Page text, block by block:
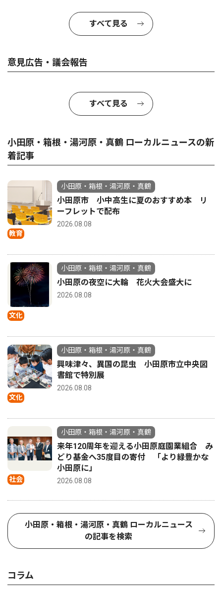
すべて見る
意見広告・議会報告
すべて見る
小田原・箱根・湯河原・真鶴 ローカルニュースの新
着記事
教育
小田原・箱根・湯河原・真鶴
小田原市 小中高生に夏のおすすめ本 リ
ーフレットで配布
2026.08.08
文化
小田原・箱根・湯河原・真鶴
小田原の夜空に大輪 花火大会盛大に
2026.08.08
文化
小田原・箱根・湯河原・真鶴
興味津々、異国の昆虫 小田原市立中央図
書館で特別展
2026.08.08
社会
小田原・箱根・湯河原・真鶴
来年120周年を迎える小田原庭園業組合 み
どり基金へ35度目の寄付 「より緑豊かな
小田原に」
2026.08.08
小田原・箱根・湯河原・真鶴 ローカルニュース
の記事を検索
コラム